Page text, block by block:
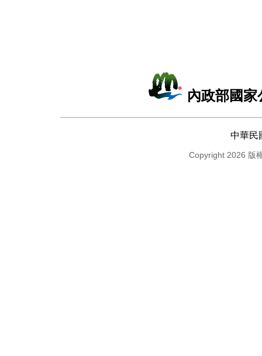
內政部國
中華民
Copyright 2026 版